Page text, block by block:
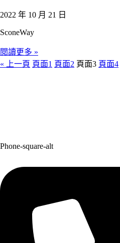
2022 年 10 月 21 日
SconeWay
閱讀更多 »
« 上一頁 頁面1 頁面2 頁面3 頁面4
Phone-square-alt